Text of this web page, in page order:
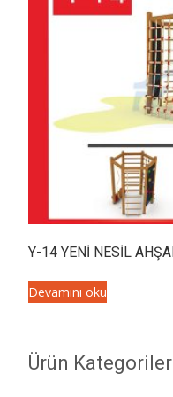
Y-14 YENİ NESİL
Devamını oku
Ürün